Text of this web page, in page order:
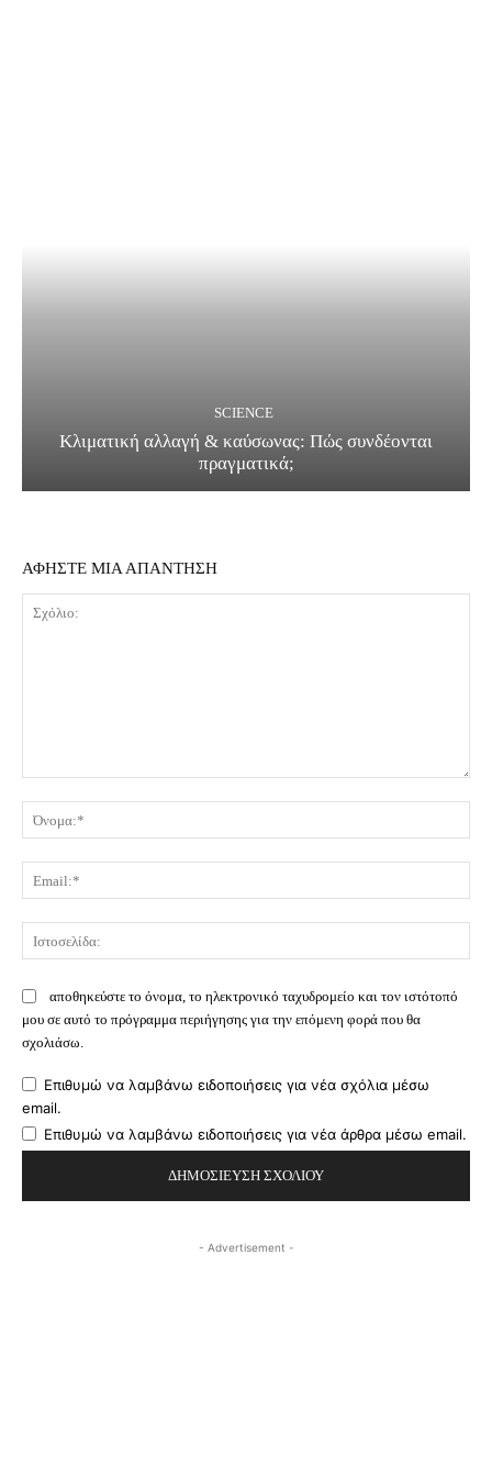
SCIENCE
Κλιματική αλλαγή & καύσωνας: Πώς συνδέονται
πραγματικά;
ΑΦΗΣΤΕ ΜΙΑ ΑΠΑΝΤΗΣΗ
αποθηκεύστε το όνομα, το ηλεκτρονικό ταχυδρομείο και τον ιστότοπό
μου σε αυτό το πρόγραμμα περιήγησης για την επόμενη φορά που θα
σχολιάσω.
Επιθυμώ να λαμβάνω ειδοποιήσεις για νέα σχόλια μέσω
email.
Επιθυμώ να λαμβάνω ειδοποιήσεις για νέα άρθρα μέσω email.
- Advertisement -